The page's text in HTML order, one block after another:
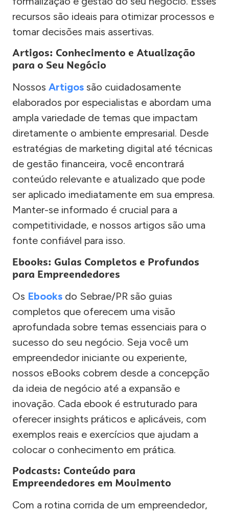
recursos são ideais para otimizar processos e
tomar decisões mais assertivas.
Artigos: Conhecimento e Atualização
para o Seu Negócio
Nossos Artigos são cuidadosamente
elaborados por especialistas e abordam uma
ampla variedade de temas que impactam
diretamente o ambiente empresarial. Desde
estratégias de marketing digital até técnicas
de gestão financeira, você encontrará
conteúdo relevante e atualizado que pode
ser aplicado imediatamente em sua empresa.
Manter-se informado é crucial para a
competitividade, e nossos artigos são uma
fonte confiável para isso.
Ebooks: Guias Completos e Profundos
para Empreendedores
Os Ebooks do Sebrae/PR são guias
completos que oferecem uma visão
aprofundada sobre temas essenciais para o
sucesso do seu negócio. Seja você um
empreendedor iniciante ou experiente,
nossos eBooks cobrem desde a concepção
da ideia de negócio até a expansão e
inovação. Cada ebook é estruturado para
oferecer insights práticos e aplicáveis, com
exemplos reais e exercícios que ajudam a
colocar o conhecimento em prática.
Podcasts: Conteúdo para
Empreendedores em Movimento
Com a rotina corrida de um empreendedor,